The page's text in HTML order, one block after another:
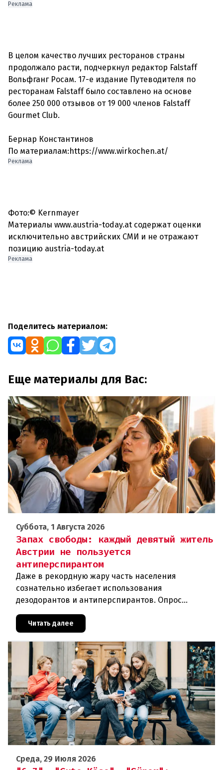
Реклама
В целом качество лучших ресторанов страны
продолжало расти, подчеркнул редактор Falstaff
Вольфганг Росам. 17-е издание Путеводителя по
ресторанам Falstaff было составлено на основе
более 250 000 отзывов от 19 000 членов Falstaff
Gourmet Club.
Бернар Константинов
По материалам:https://www.wirkochen.at/
Реклама
Фото:© Kernmayer
Материалы www.austria-today.at содержат оценки
исключительно австрийских СМИ и не отражают
позицию austria-today.at
Реклама
Поделитесь материалом:
Еще материалы для Вас:
Суббота, 1 Августа 2026
Запах свободы: каждый девятый житель
Австрии не пользуется
антиперспирантом
Даже в рекордную жару часть населения
сознательно избегает использования
дезодорантов и антиперспирантов. Опрос
раскрыл причины и отношение австрийцев к
средствам гигиены.Цифры: Кто пользуется, а кто
Читать далее
Среда, 29 Июля 2026